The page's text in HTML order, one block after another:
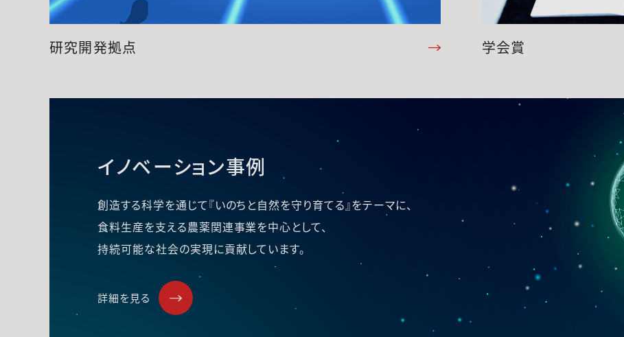
研究開発拠点 学会賞
イノベーション事例
創造する科学を通じて『いのちと自然を守り育てる』をテーマに、
食料生産を支える農薬関連事業を中心として、
持続可能な社会の実現に貢献しています。
詳細を見る